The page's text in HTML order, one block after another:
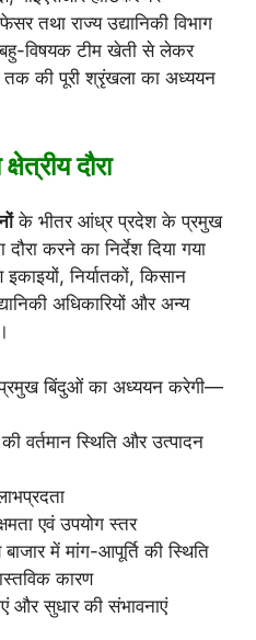
तथा राज्य उद्यानिकी विभाग
बहु-विषयक टीम खेती से लेकर
तक की पूरी श्रृंखला का अध्ययन
दौरा
के भीतर आंध्र प्रदेश के प्रमुख
करने का निर्देश दिया गया
निर्यातकों, किसान
अधिकारियों और अन्य
प्रमुख बिंदुओं का अध्ययन करेगी—
वर्तमान स्थिति और उत्पादन
एवं उपयोग स्तर
में मांग-आपूर्ति की स्थिति
कारण
और सुधार की संभावनाएं